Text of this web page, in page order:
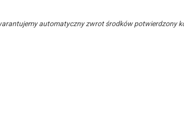
automatyczny zwrot środków potwierdzony